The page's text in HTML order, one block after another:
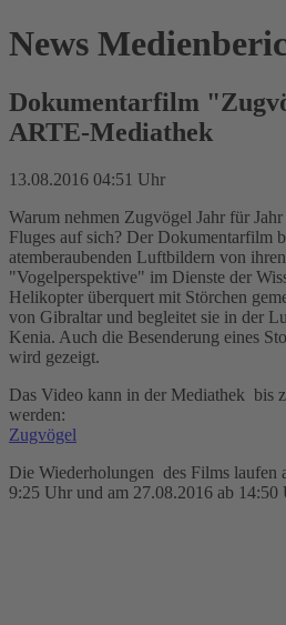
News
Dokumentarfilm
ARTE-Mediathek
13.08.2016 04:51 Uhr
Warum nehmen Zugvögel Jahr für
Fluges auf sich? Der Dokumentarfilm
atemberaubenden Luftbildern von
"Vogelperspektive" im Dienste der
Helikopter überquert mit Störchen
von Gibraltar und begleitet sie in der
Kenia. Auch die Besenderung eines
wird gezeigt.
Das Video kann in der Mediathek bis
werden:
Zugvögel
Die Wiederholungen des Films laufen
9:25 Uhr und am 27.08.2016 ab 14:50